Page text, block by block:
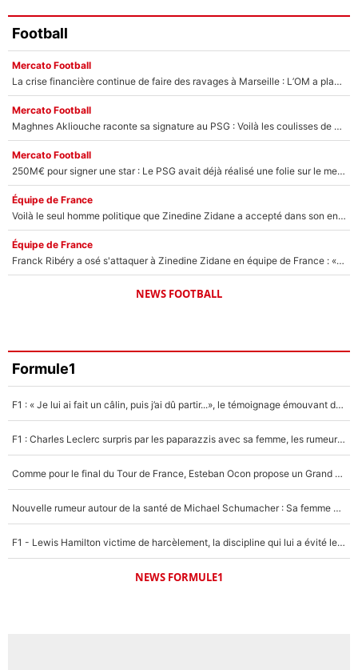
Football
Mercato Football
La crise financière continue de faire des ravages à Marseille : L’OM a placé 12 joueurs sur le marché des transferts… et ça pourrait lui rapporter près de 100M€ !
Mercato Football
Maghnes Akliouche raconte sa signature au PSG : Voilà les coulisses de son transfert de rêve à 50M€
Mercato Football
250M€ pour signer une star : Le PSG avait déjà réalisé une folie sur le mercato bien avant Neymar !
Équipe de France
Voilà le seul homme politique que Zinedine Zidane a accepté dans son entourage : «Je garde un très bon souvenir de lui»
Équipe de France
Franck Ribéry a osé s'attaquer à Zinedine Zidane en équipe de France : «Je n'aurais jamais fait ça»
NEWS FOOTBALL
Formule1
F1 : « Je lui ai fait un câlin, puis j’ai dû partir...», le témoignage émouvant de Max Verstappen sur sa fille
F1 : Charles Leclerc surpris par les paparazzis avec sa femme, les rumeurs étaient vraies !
Comme pour le final du Tour de France, Esteban Ocon propose un Grand Prix de Formule 1 à Paris : «Autour de l’Arc de Triomphe, ce serait génial» !
Nouvelle rumeur autour de la santé de Michael Schumacher : Sa femme Corinna sort du silence
F1 - Lewis Hamilton victime de harcèlement, la discipline qui lui a évité le pire : «J'aurais probablement mal tourné»
NEWS FORMULE1